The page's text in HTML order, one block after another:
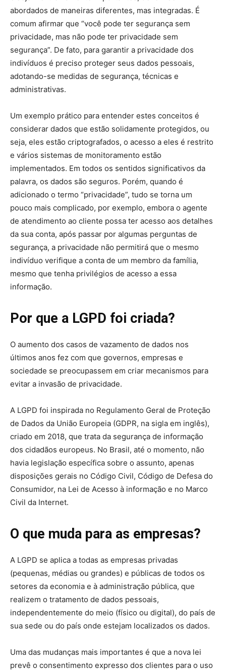
abordados de maneiras diferentes, mas integradas. É
comum afirmar que “você pode ter segurança sem
privacidade, mas não pode ter privacidade sem
segurança”. De fato, para garantir a privacidade dos
indivíduos é preciso proteger seus dados pessoais,
adotando-se medidas de segurança, técnicas e
administrativas.
Um exemplo prático para entender estes conceitos é
considerar dados que estão solidamente protegidos, ou
seja, eles estão criptografados, o acesso a eles é restrito
e vários sistemas de monitoramento estão
implementados. Em todos os sentidos significativos da
palavra, os dados são seguros. Porém, quando é
adicionado o termo “privacidade”, tudo se torna um
pouco mais complicado, por exemplo, embora o agente
de atendimento ao cliente possa ter acesso aos detalhes
da sua conta, após passar por algumas perguntas de
segurança, a privacidade não permitirá que o mesmo
indivíduo verifique a conta de um membro da família,
mesmo que tenha privilégios de acesso a essa
informação.
Por que a LGPD foi criada?
O aumento dos casos de vazamento de dados nos
últimos anos fez com que governos, empresas e
sociedade se preocupassem em criar mecanismos para
evitar a invasão de privacidade.
A LGPD foi inspirada no Regulamento Geral de Proteção
de Dados da União Europeia (GDPR, na sigla em inglês),
criado em 2018, que trata da segurança de informação
dos cidadãos europeus. No Brasil, até o momento, não
havia legislação específica sobre o assunto, apenas
disposições gerais no Código Civil, Código de Defesa do
Consumidor, na Lei de Acesso à informação e no Marco
Civil da Internet.
O que muda para as empresas?
A LGPD se aplica a todas as empresas privadas
(pequenas, médias ou grandes) e públicas de todos os
setores da economia e à administração pública, que
realizem o tratamento de dados pessoais,
independentemente do meio (físico ou digital), do país de
sua sede ou do país onde estejam localizados os dados.
Uma das mudanças mais importantes é que a nova lei
prevê o consentimento expresso dos clientes para o uso